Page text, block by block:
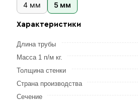
4 мм 5 мм
Характеристики
Длина трубы
Масса 1 п/м кг.
Толщина стенки
Страна производства
Сечение